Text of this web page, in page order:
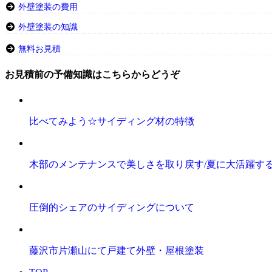
外壁塗装の費用
外壁塗装の知識
無料お見積
お見積前の予備知識はこちらからどうぞ
比べてみよう☆サイディング材の特徴
木部のメンテナンスで美しさを取り戻す/夏に大活躍す
圧倒的シェアのサイディングについて
藤沢市片瀬山にて戸建て外壁・屋根塗装